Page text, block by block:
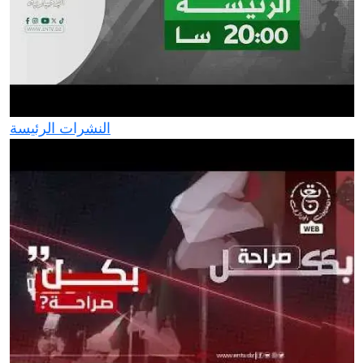
النشرات الرئيسة